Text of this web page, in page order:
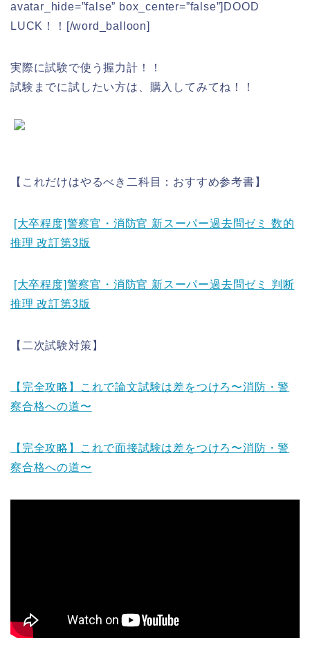
avatar_hide=”false” box_center=”false”]DOOD
LUCK！！[/word_balloon]
実際に試験で使う握力計！！
試験までに試したい方は、購入してみてね！！
【これだけはやるべき二科目：おすすめ参考書】
[大卒程度]警察官・消防官 新スーパー過去問ゼミ 数的
推理 改訂第3版
[大卒程度]警察官・消防官 新スーパー過去問ゼミ 判断
推理 改訂第3版
【二次試験対策】
【完全攻略】これで論文試験は差をつけろ〜消防・警
察合格への道〜
【完全攻略】これで面接試験は差をつけろ〜消防・警
察合格への道〜